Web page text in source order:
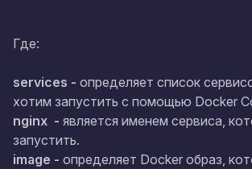
Где:
services - определяет список
хотим запустить с помощью Docker
nginx - является именем сервиса,
запустить.
image - определяет Docker образ,